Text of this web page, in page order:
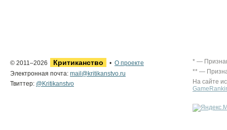
© 2011–2026 Критиканство • О проекте
Электронная почта: mail@kritikanstvo.ru
Твиттер: @Kritikanstvo
* —
** —
На сайте